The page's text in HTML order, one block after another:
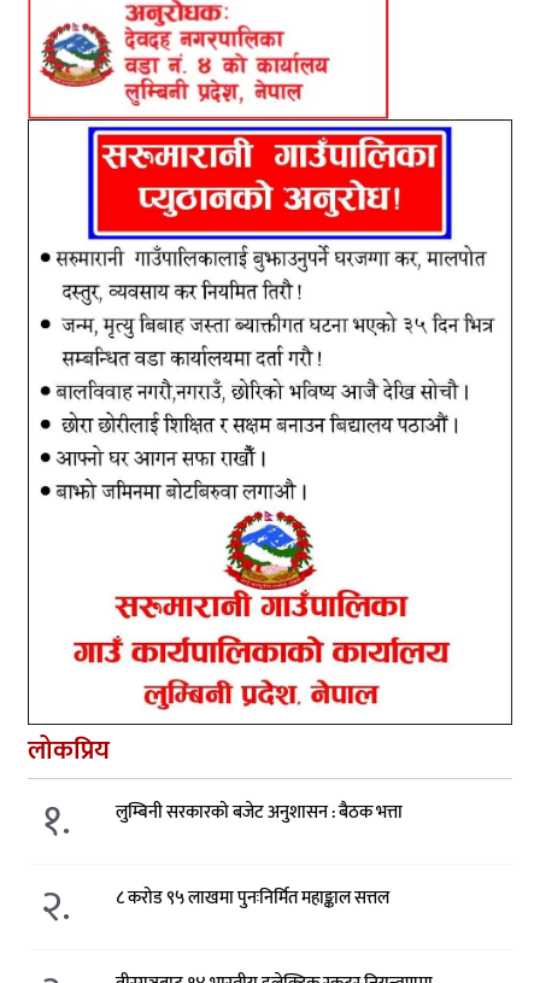
लोकप्रिय
१. लुम्बिनी सरकारको बजेट अनुशासन : बैठक भत्ता
२. ८ करोड ९५ लाखमा पुनःनिर्मित महाङ्काल सत्तल